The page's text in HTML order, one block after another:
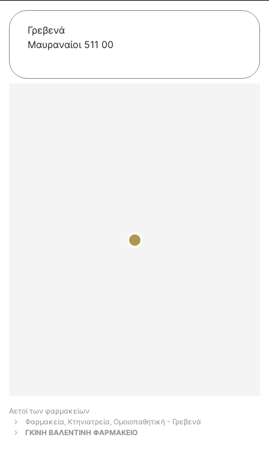
Γρεβενά
Μαυραναίοι 511 00
Αετοί των φαρμακείων
Φαρμακεία, Κτηνιατρεία, Ομοιοπαθητική - Γρεβενά
ΓΚΙΝΗ ΒΑΛΕΝΤΙΝΗ ΦΑΡΜΑΚΕΙΟ